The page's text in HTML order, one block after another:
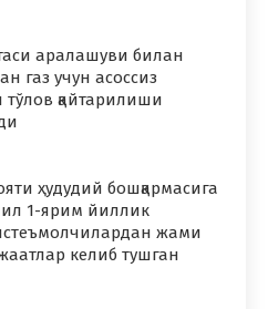
аралашуви билан
газ учун асоссиз
қайтарилиши
ҳудудий бошқармасига
1-ярим йиллик
жами
келиб тушган